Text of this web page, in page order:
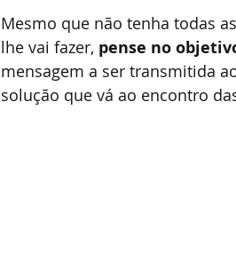
Mesmo que não tenha todas
lhe vai fazer, pense no
mensagem a ser transmitida
solução que vá ao encontro